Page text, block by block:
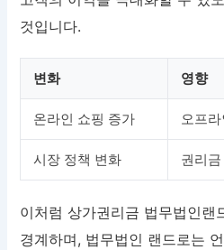
것입니다.
변화 영향
온라인 쇼핑 증가 오프
시장 정책 변화 권리
이처럼 상가권리금 법무법인랜
경계하며, 법무법인 랜드로는